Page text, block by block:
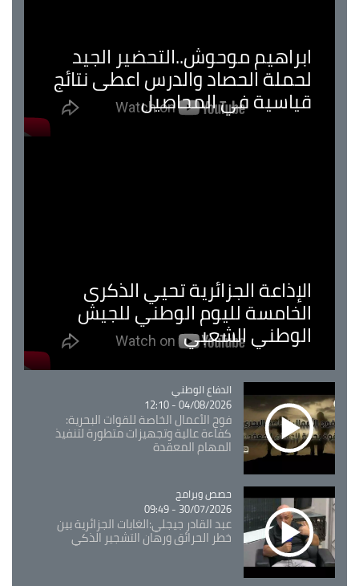
ابراهيم موحوش..التحضير الجيد
لحملة الحصاد والدرس اعطى نتائج
قياسية في المحاصيل
الإذاعة الجزائرية تحيي الذكرى
الخامسة لليوم الوطني للجيش
الوطني الشعبي
Catégorie
الدفاع الوطني
04/08/2026 - 12:10
فوج الأعمال الخاصة للقوات البحرية:
كفاءة عالية وتجهيزات متطورة لتنفيذ
المهام المعقدة
Catégorie
حصص وبرامج
30/07/2026 - 09:49
عبد القادر جيجلي:الغابات الجزائرية بين
خطر الحرائق ورهان التشجير الذكي